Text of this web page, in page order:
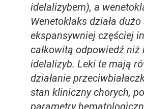
idelalizybem), a
Wenetoklaks działa
ekspansywniej częściej
całkowitą odpowiedź niż
idelalizyb. Leki te mają
działanie
stan kliniczny chorych,